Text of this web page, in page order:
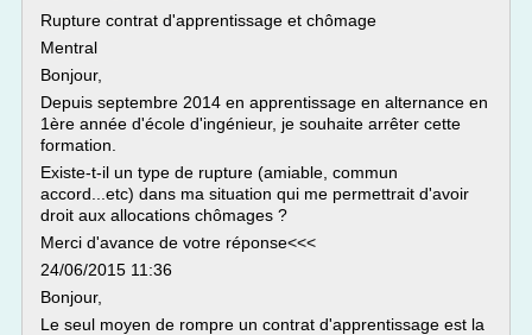
Rupture contrat d'apprentissage et chômage
Mentral
Bonjour,
Depuis septembre 2014 en apprentissage en alternance en
1ère année d'école d'ingénieur, je souhaite arrêter cette
formation.
Existe-t-il un type de rupture (amiable, commun
accord...etc) dans ma situation qui me permettrait d'avoir
droit aux allocations chômages ?
Merci d'avance de votre réponse<<<
24/06/2015 11:36
Bonjour,
Le seul moyen de rompre un contrat d'apprentissage est la